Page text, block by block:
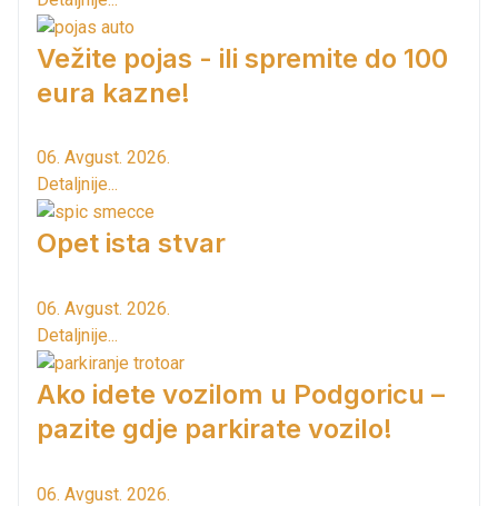
Vežite pojas - ili spremite do 100
eura kazne!
06. Avgust. 2026.
Detaljnije...
Opet ista stvar
06. Avgust. 2026.
Detaljnije...
Ako idete vozilom u Podgoricu –
pazite gdje parkirate vozilo!
06. Avgust. 2026.